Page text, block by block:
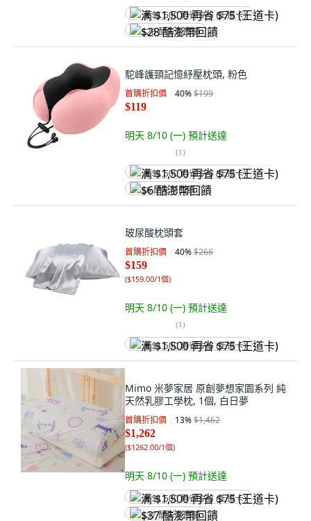
满 $1,500 再省 $75 (王道卡)
$28 酷澎幣回饋
駝峰護頸記憶紓壓枕頭, 粉色
首購折扣價 40%$199
$119
明天 8/10 (一) 預計送達
(1)
满 $1,500 再省 $75 (王道卡)
$6 酷澎幣回饋
玻尿酸枕頭套
首購折扣價 40%$266
$159
($159.00/1個)
明天 8/10 (一) 預計送達
(1)
满 $1,500 再省 $75 (王道卡)
Mimo 米夢家居 原創夢想家園系列 純
天然乳膠工學枕, 1個, 白日夢
首購折扣價 13%$1,462
$1,262
($1262.00/1個)
明天 8/10 (一) 預計送達
满 $1,500 再省 $75 (王道卡)
$37 酷澎幣回饋